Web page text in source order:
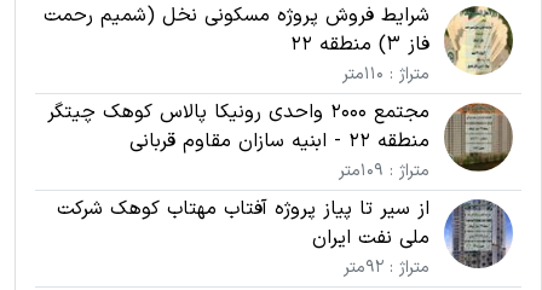
شرایط فروش پروژه مسکونی نخل (شمیم رحمت
فاز 3) منطقه 22
متراژ : 110متر
مجتمع 2000 واحدی رونیکا پالاس کوهک چیتگر
منطقه 22 - ابنیه سازان مقاوم قربانی
متراژ : 109متر
از سیر تا پیاز پروژه آفتاب مهتاب کوهک شرکت
ملی نفت ایران
متراژ : 92متر